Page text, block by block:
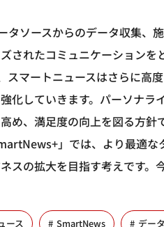
タソースからのデータ収集、
されたコミュニケーションを
スマートニュースはさらに高
化していきます。パーソナ
め、満足度の向上を図る方針で
」では、より最適
スの拡大を目指す考えです。
ース SmartNews デー